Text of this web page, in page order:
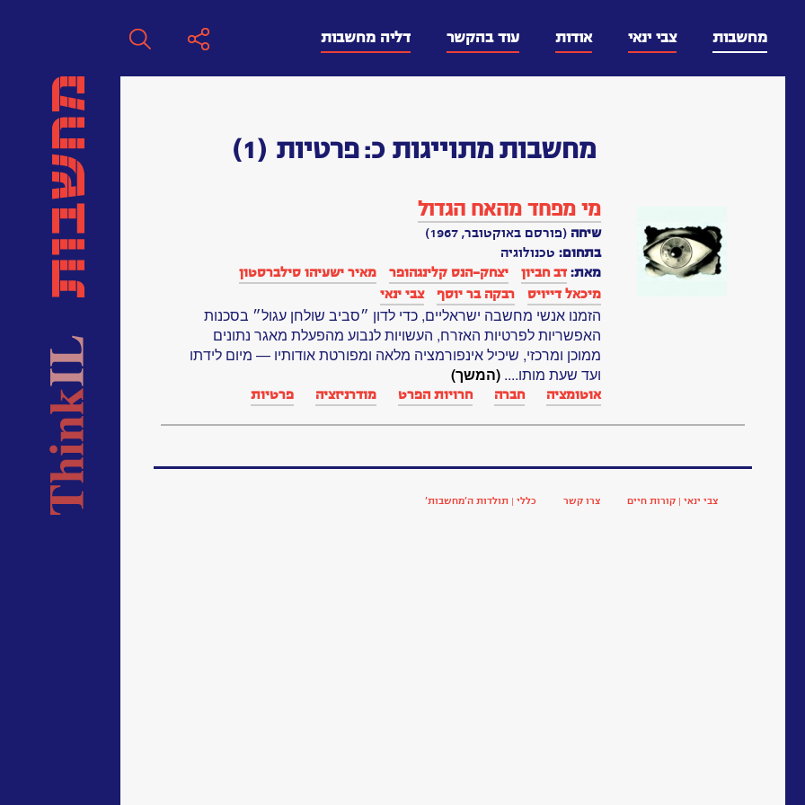
מחשבות צבי ינאי אודות עוד בהקשר דליה מחשבות
מחשבות מתוייגות כ:פרטיות (1)
מי מפחד מהאח הגדול
שיחה (פורסם באוקטובר, 1967)
בתחום: טכנולוגיה
מאת: דב חביון יצחק-הנס קלינגהופר
מאיר ישעיהו סילברסטון
מיכאל דייויס
רבקה בר יוסף צבי ינאי
הזמנו אנשי מחשבה ישראליים, כדי לדון ״סביב שולחן עגול״ בסכנות
האפשריות לפרטיות האזרח, העשויות לנבוע מהפעלת מאגר נתונים
ממוכן ומרכזי, שיכיל אינפורמציה מלאה ומפורטת אודותיו — מיום לידתו
ועד שעת מותו.... (המשך)
אוטומציה חברה חרויות הפרט מודרניזציה פרטיות
צבי ינאי | קורות חיים צרו קשר כללי | תולדות ה’מחשבות’